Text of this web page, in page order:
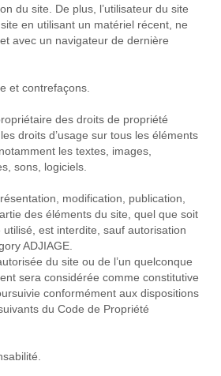
du site. De plus, l’utilisateur du site
en utilisant un matériel récent, ne
avec un navigateur de dernière
et contrefaçons.
des droits de propriété
droits d’usage sur tous les éléments
les textes, images,
sons, logiciels.
modification, publication,
des éléments du site, quel que soit
est interdite, sauf autorisation
ADJIAGE.
du site ou de l’un quelconque
sera considérée comme constitutive
conformément aux dispositions
du Code de Propriété